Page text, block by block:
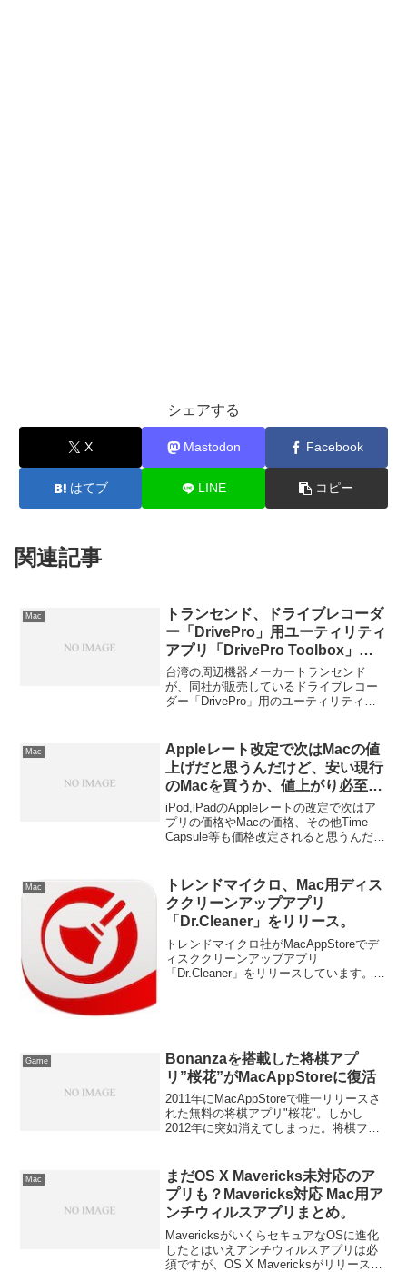
シェアする
X Mastodon Facebook
はてブ LINE コピー
関連記事
Mac
トランセンド、ドライブレコーダ
ー「DrivePro」用ユーティリティ
アプリ「DrivePro Toolbox」を
MacAppStoreでリリース。
台湾の周辺機器メーカートランセンド
が、同社が販売しているドライブレコー
ダー「DrivePro」用のユーティリティア
から。
Mac
Appleレート改定で次はMacの値
上げだと思うんだけど、安い現行
のMacを買うか、値上がり必至の
次世代Mac買うか…どっちがいい
と思う？
iPod,iPadのAppleレートの改定で次はア
プリの価格やMacの価格、その他Time
Capsule等も価格改定されると思うんだけ
Mac買うかどっちがいいと思う？
Mac
トレンドマイクロ、Mac用ディス
ククリーンアップアプリ
「Dr.Cleaner」をリリース。
トレンドマイクロ社がMacAppStoreでデ
ィスククリーンアップアプリ
「Dr.Cleaner」をリリースしています。詳
Game
Bonanzaを搭載した将棋アプ
リ”桜花”がMacAppStoreに復活
2011年にMacAppStoreで唯一リリースさ
れた無料の将棋アプリ"桜花"。しかし
2012年に突如消えてしまった。将棋ファ
に桜花が復活した。詳細は以下から。
Mac
まだOS X Mavericks未対応のア
プリも？Mavericks対応 Mac用ア
ンチウィルスアプリまとめ。
MavericksがいくらセキュアなOSに進化
したとはいえアンチウィルスアプリは必
須ですが、OS X Mavericksがリリースさ